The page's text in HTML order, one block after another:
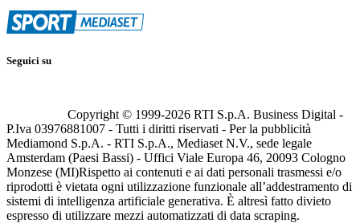
Seguici su
Copyright © 1999-2026 RTI S.p.A. Business Digital -
P.Iva 03976881007 - Tutti i diritti riservati - Per la pubblicità
Mediamond S.p.A. - RTI S.p.A., Mediaset N.V., sede legale
Amsterdam (Paesi Bassi) - Uffici Viale Europa 46, 20093 Cologno
Monzese (MI)Rispetto ai contenuti e ai dati personali trasmessi e/o
riprodotti è vietata ogni utilizzazione funzionale all’addestramento di
sistemi di intelligenza artificiale generativa. È altresì fatto divieto
espresso di utilizzare mezzi automatizzati di data scraping.